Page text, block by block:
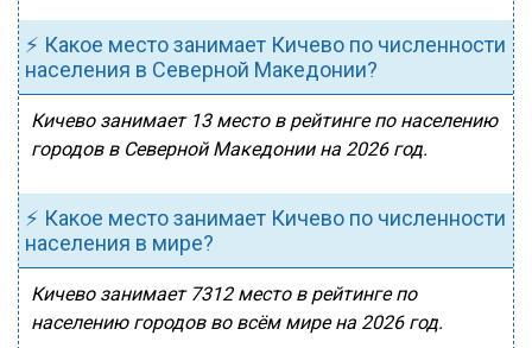
⚡ Какое место занимает Кичево по численности
населения в Северной Македонии?
Кичево занимает 13 место в рейтинге по населению
городов в Северной Македонии на 2026 год.
⚡ Какое место занимает Кичево по численности
населения в мире?
Кичево занимает 7312 место в рейтинге по
населению городов во всём мире на 2026 год.